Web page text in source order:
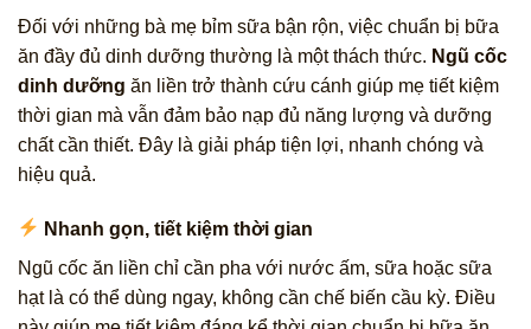
Đối với những bà mẹ bỉm sữa bận rộn, việc chuẩn bị bữa
ăn đầy đủ dinh dưỡng thường là một thách thức. Ngũ cốc
dinh dưỡng ăn liền trở thành cứu cánh giúp mẹ tiết kiệm
thời gian mà vẫn đảm bảo nạp đủ năng lượng và dưỡng
chất cần thiết. Đây là giải pháp tiện lợi, nhanh chóng và
hiệu quả.
Nhanh gọn, tiết kiệm thời gian
Ngũ cốc ăn liền chỉ cần pha với nước ấm, sữa hoặc sữa
hạt là có thể dùng ngay, không cần chế biến cầu kỳ. Điều